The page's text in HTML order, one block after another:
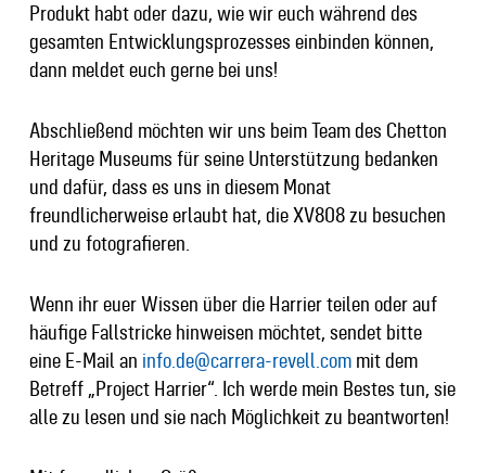
Produkt habt oder dazu, wie wir euch während des
gesamten Entwicklungsprozesses einbinden können,
dann meldet euch gerne bei uns!
Abschließend möchten wir uns beim Team des Chetton
Heritage Museums für seine Unterstützung bedanken
und dafür, dass es uns in diesem Monat
freundlicherweise erlaubt hat, die XV808 zu besuchen
und zu fotografieren.
Wenn ihr euer Wissen über die Harrier teilen oder auf
häufige Fallstricke hinweisen möchtet, sendet bitte
eine E-Mail an info.de@carrera-revell.commit dem
Betreff „Project Harrier“. Ich werde mein Bestes tun, sie
alle zu lesen und sie nach Möglichkeit zu beantworten!